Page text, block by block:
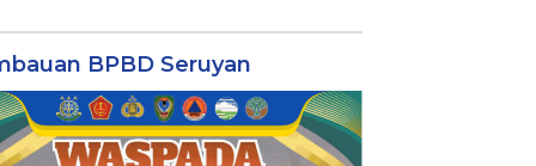
BPBD Seruyan